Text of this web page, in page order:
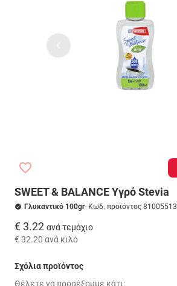
SWEET & BALANCE Υγρό Stevia
Γλυκαντικό 100gr- Κωδ. προϊόντος 81005513
€ 3.22 ανά τεμάχιο
€ 32.20 ανά κιλό
Σχόλια προϊόντος